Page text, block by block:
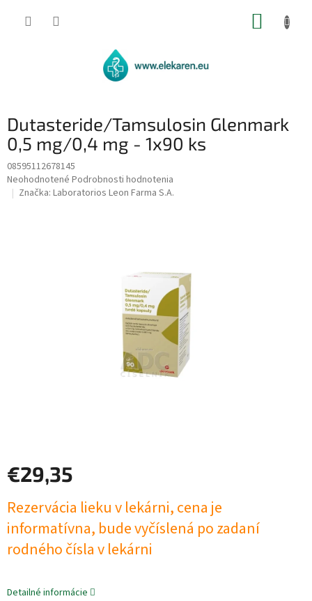
Dutasteride/Tamsulosin Glenmark
0,5 mg/0,4 mg - 1x90 ks
08595112678145
Priemerné
hodnotenie
Neohodnotené Podrobnosti hodnotenia
Značka: Laboratorios Leon Farma S.A.
€29,35
cena:
Rezervácia lieku v lekárni, cena je
informatívna, bude vyčíslená po zadaní
rodného čísla v lekárni
Detailné informácie